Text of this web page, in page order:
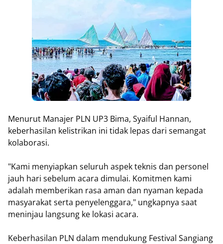
Menurut Manajer PLN UP3 Bima, Syaiful Hannan,
keberhasilan kelistrikan ini tidak lepas dari semangat
kolaborasi.
"Kami menyiapkan seluruh aspek teknis dan personel
jauh hari sebelum acara dimulai. Komitmen kami
adalah memberikan rasa aman dan nyaman kepada
masyarakat serta penyelenggara," ungkapnya saat
meninjau langsung ke lokasi acara.
Keberhasilan PLN dalam mendukung Festival Sangiang